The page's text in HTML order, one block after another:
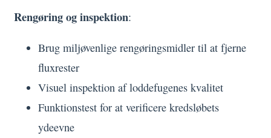
Rengøring og inspektion:
Brug miljøvenlige rengøringsmidler til at fjerne
fluxrester
Visuel inspektion af loddefugenes kvalitet
Funktionstest for at verificere kredsløbets
ydeevne